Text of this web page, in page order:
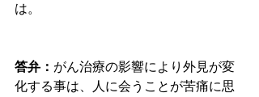
は。
答弁： がん治療の影響により外見が変
化する事は、人に会うことが苦痛に思